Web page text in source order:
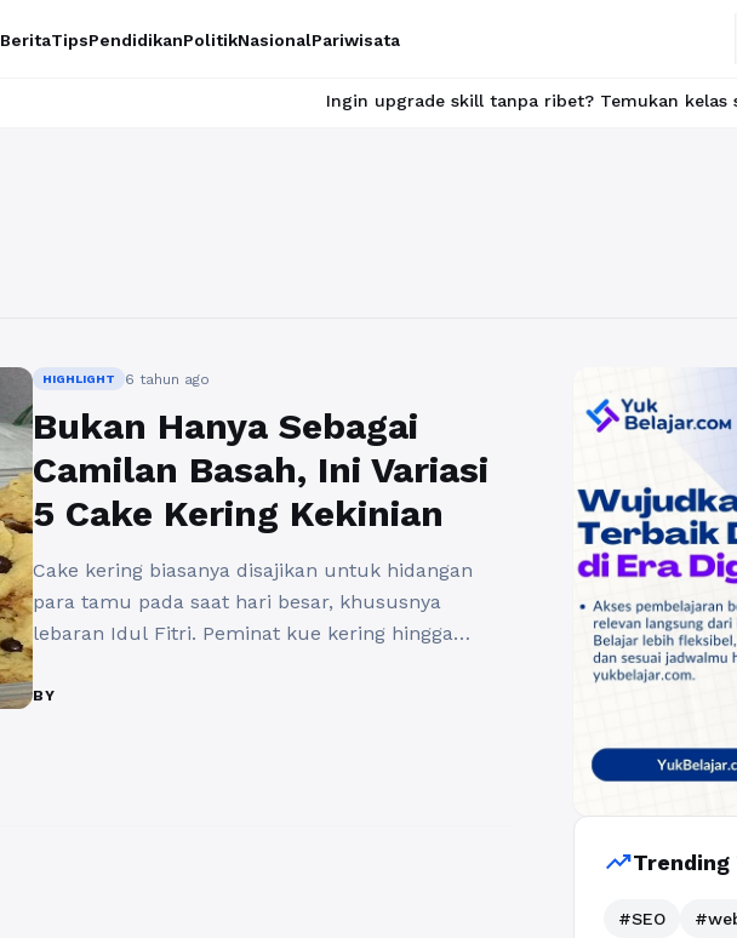
BeritaTipsPendidikanPolitikNasionalPariwisata
Ingin upgrade skill tanpa ribet? Temukan kelas seru dan
HIGHLIGHT 6 tahun ago
Bukan Hanya Sebagai
Camilan Basah, Ini Variasi
5 Cake Kering Kekinian
Cake kering biasanya disajikan untuk hidangan
para tamu pada saat hari besar, khususnya
lebaran Idul Fitri. Peminat kue kering hingga
Keunggulannya memiliki ketahanan lebih lama.
BY
trending_upTrending
#SEO